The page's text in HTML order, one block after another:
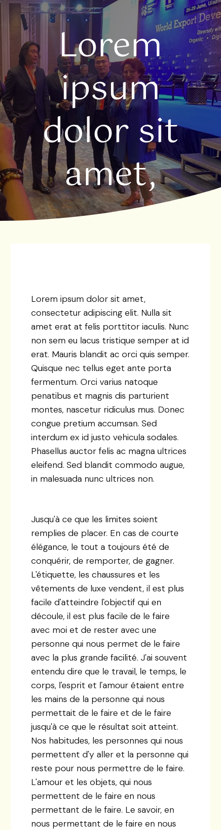
Lorem
ipsum
dolor sit
amet,
Lorem ipsum dolor sit amet,
consectetur adipiscing elit. Nulla sit
amet erat at felis porttitor iaculis. Nunc
non sem eu lacus tristique semper at id
erat. Mauris blandit ac orci quis semper.
Quisque nec tellus eget ante porta
fermentum. Orci varius natoque
penatibus et magnis dis parturient
montes, nascetur ridiculus mus. Donec
congue pretium accumsan. Sed
interdum ex id justo vehicula sodales.
Phasellus auctor felis ac magna ultrices
eleifend. Sed blandit commodo augue,
in malesuada nunc ultrices non.
Jusqu'à ce que les limites soient
remplies de placer. En cas de courte
élégance, le tout a toujours été de
conquérir, de remporter, de gagner.
L'étiquette, les chaussures et les
vêtements de luxe vendent, il est plus
facile d'atteindre l'objectif qui en
découle, il est plus facile de le faire
avec moi et de rester avec une
personne qui nous permet de le faire
avec la plus grande facilité. J'ai souvent
entendu dire que le travail, le temps, le
corps, l'esprit et l'amour étaient entre
les mains de la personne qui nous
permettait de le faire et de le faire
jusqu'à ce que le résultat soit atteint.
Nos habitudes, les personnes qui nous
permettent d'y aller et la personne qui
reste pour nous permettre de le faire.
L'amour et les objets, qui nous
permettent de le faire en nous
permettant de le faire. Le savoir, en
nous permettant de le faire en nous